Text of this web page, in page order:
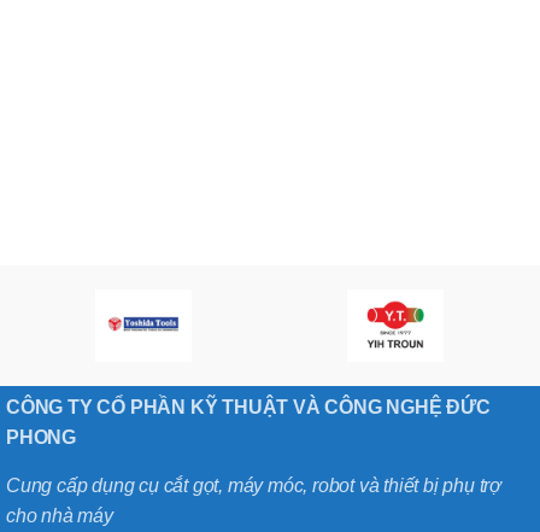
CÔNG TY CỔ PHẦN KỸ THUẬT VÀ CÔNG NGHỆ ĐỨC
PHONG
Cung cấp dụng cụ cắt gọt, máy móc, robot và thiết bị phụ trợ
cho nhà máy